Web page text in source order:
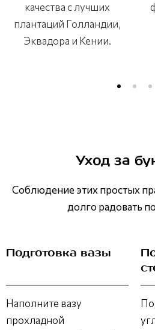
качества с лучших
плантаций Голландии,
Эквадора и Кении.
Уход за
Соблюдение этих простых
долго радовать
Подготовка вазы
Наполните вазу
прохладной